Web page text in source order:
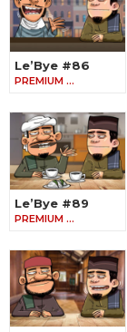
Le’Bye #86
PREMIUM …
Le’Bye #89
PREMIUM …